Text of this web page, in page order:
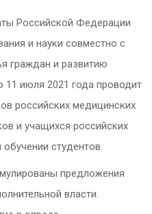
Российской Федерации
и науки совместно с
граждан и развитию
11 июля 2021 года проводит
российских медицинских
и учащихся российских
студентов.
предложения
власти.